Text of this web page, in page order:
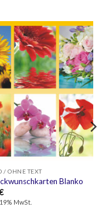
/ OHNE TEXT
Blanko
MwSt.